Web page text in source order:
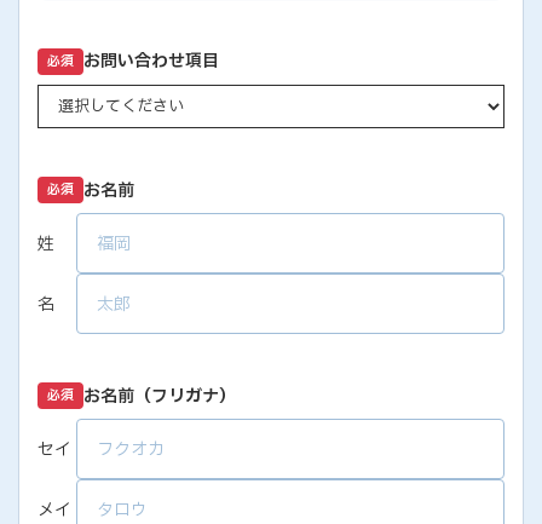
必須 お問い合わせ項目
必須 お名前
姓
名
必須 お名前（フリガナ）
セイ
メイ